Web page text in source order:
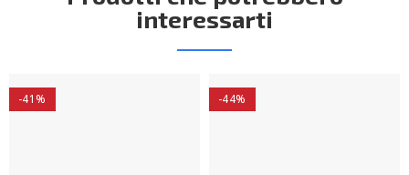
interessarti
-41% -44%